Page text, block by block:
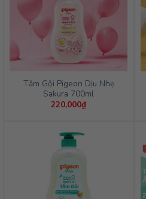
Tắm Gội Pigeon Dịu Nhẹ
Sakura 700ml
220,000₫